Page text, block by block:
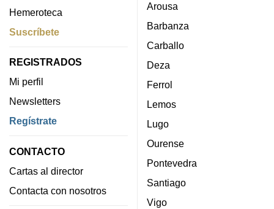
Hemeroteca
Suscríbete
REGISTRADOS
Mi perfil
Newsletters
Regístrate
CONTACTO
Cartas al director
Contacta con nosotros
Arousa
Barbanza
Carballo
Deza
Ferrol
Lemos
Lugo
Ourense
Pontevedra
Santiago
Vigo